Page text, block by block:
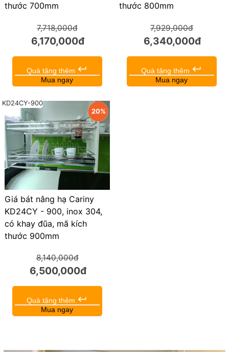
thước 700mm
7,718,000đ
6,170,000đ
Quà tặng thêm keyboard_return
Mua ngay
thước 800mm
7,929,000đ
6,340,000đ
Quà tặng thêm keyboard_return
Mua ngay
KD24CY-900
20%
Giá bát nâng hạ Cariny
KD24CY - 900, inox 304,
có khay đũa, mã kích
thước 900mm
8,140,000đ
6,500,000đ
Quà tặng thêm keyboard_return
Mua ngay